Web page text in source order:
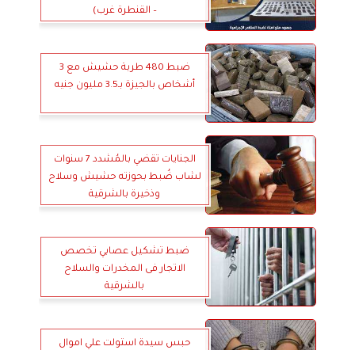
– القنطرة غرب)
ضبط 480 طربة حشيش مع 3
أشخاص بالجيزة بـ3.5 مليون جنيه
الجنايات تقضي بالمُشدد 7 سنوات
لشاب ضُبط بحوزته حشيش وسلاح
وذخيرة بالشرقية
ضبط تشكيل عصابي تخصص
الاتجار فى المخدرات والسلاح
بالشرقية
حبس سيدة استولت علي اموال